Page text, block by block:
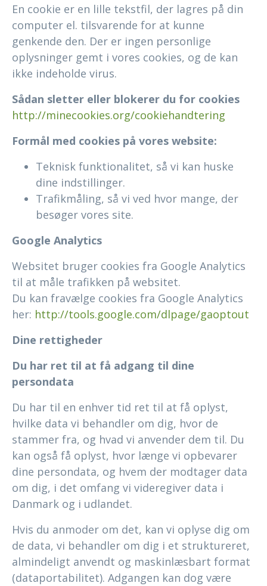
En cookie er en lille tekstfil, der lagres på din
computer el. tilsvarende for at kunne
genkende den. Der er ingen personlige
oplysninger gemt i vores cookies, og de kan
ikke indeholde virus.
Sådan sletter eller blokerer du for cookies
http://minecookies.org/cookiehandtering
Formål med cookies på vores website:
Teknisk funktionalitet, så vi kan huske
dine indstillinger.
Trafikmåling, så vi ved hvor mange, der
besøger vores site.
Google Analytics
Websitet bruger cookies fra Google Analytics
til at måle trafikken på websitet.
Du kan fravælge cookies fra Google Analytics
her: http://tools.google.com/dlpage/gaoptout
Dine rettigheder
Du har ret til at få adgang til dine
persondata
Du har til en enhver tid ret til at få oplyst,
hvilke data vi behandler om dig, hvor de
stammer fra, og hvad vi anvender dem til. Du
kan også få oplyst, hvor længe vi opbevarer
dine persondata, og hvem der modtager data
om dig, i det omfang vi videregiver data i
Danmark og i udlandet.
Hvis du anmoder om det, kan vi oplyse dig om
de data, vi behandler om dig i et struktureret,
almindeligt anvendt og maskinlæsbart format
(dataportabilitet). Adgangen kan dog være